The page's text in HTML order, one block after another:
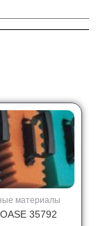
материалы
35792